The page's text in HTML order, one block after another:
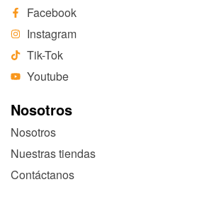
Facebook
Instagram
Tik-Tok
Youtube
Nosotros
Nosotros
Nuestras tiendas
Contáctanos